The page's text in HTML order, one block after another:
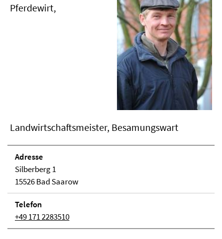
Pferdewirt,
Landwirtschaftsmeister, Besamungswart
Adresse
Silberberg 1
15526 Bad Saarow
Telefon
+49 171 2283510